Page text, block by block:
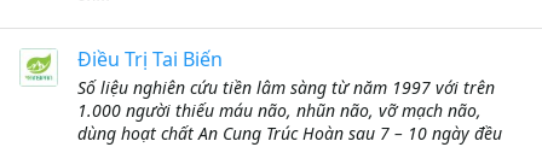
Điều Trị Tai Biến
Số liệu nghiên cứu tiền lâm sàng từ năm 1997 với trên
1.000 người thiếu máu não, nhũn não, vỡ mạch não,
dùng hoạt chất An Cung Trúc Hoàn sau 7 – 10 ngày đều